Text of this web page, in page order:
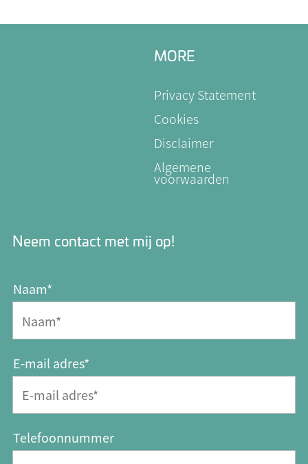
MORE
Privacy Statement
Cookies
Disclaimer
Algemene
voorwaarden
Neem contact met mij op!
Naam*
E-mail adres*
Telefoonnummer